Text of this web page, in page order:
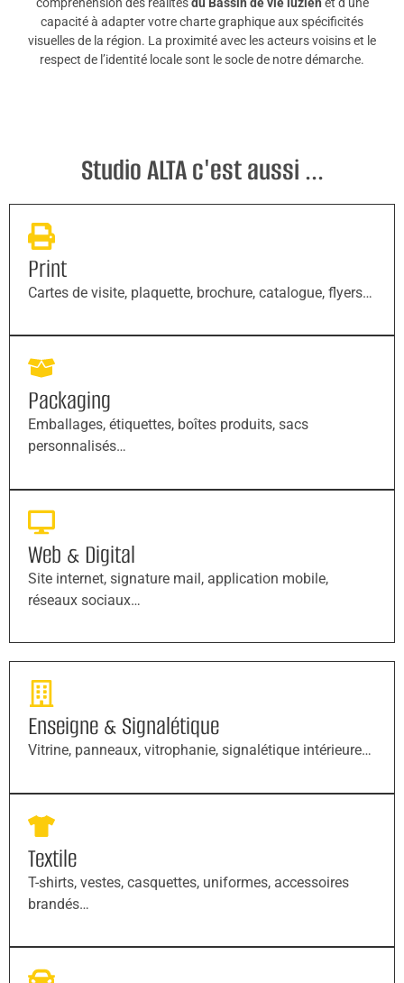
capacité à adapter votre charte graphique aux spécificités
visuelles de la région. La proximité avec les acteurs voisins et le
respect de l’identité locale sont le socle de notre démarche.
Studio ALTA c'est aussi ...
Print
Cartes de visite, plaquette, brochure, catalogue, flyers…
Packaging
Emballages, étiquettes, boîtes produits, sacs
personnalisés…
Web & Digital
Site internet, signature mail, application mobile,
réseaux sociaux…
Enseigne & Signalétique
Vitrine, panneaux, vitrophanie, signalétique intérieure…
Textile
T-shirts, vestes, casquettes, uniformes, accessoires
brandés…